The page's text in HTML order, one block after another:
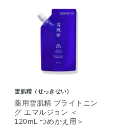
雪肌精（せっきせい）
薬用雪肌精 ブライトニン
グ エマルジョン ＜
120mL つめかえ用＞